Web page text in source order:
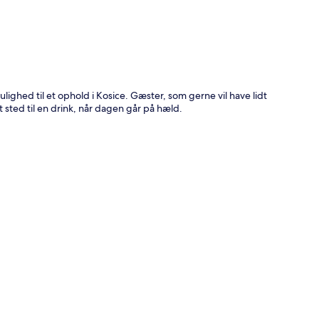
til et ophold i Kosice. Gæster, som gerne vil have lidt
til en drink, når dagen går på hæld.